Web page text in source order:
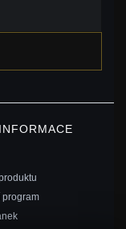
program